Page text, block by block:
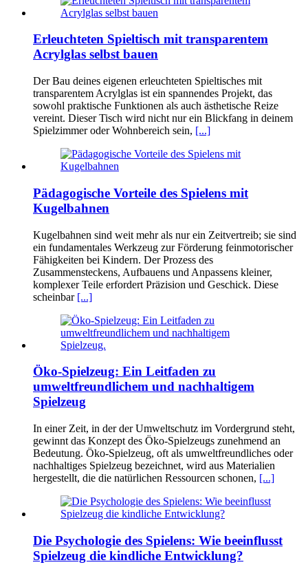
Erleuchteten Spieltisch mit transparentem
Acrylglas selbst bauen
Der Bau deines eigenen erleuchteten Spieltisches mit
transparentem Acrylglas ist ein spannendes Projekt, das
sowohl praktische Funktionen als auch ästhetische Reize
vereint. Dieser Tisch wird nicht nur ein Blickfang in deinem
Spielzimmer oder Wohnbereich sein, [...]
Pädagogische Vorteile des Spielens mit
Kugelbahnen
Kugelbahnen sind weit mehr als nur ein Zeitvertreib; sie sind
ein fundamentales Werkzeug zur Förderung feinmotorischer
Fähigkeiten bei Kindern. Der Prozess des
Zusammensteckens, Aufbauens und Anpassens kleiner,
komplexer Teile erfordert Präzision und Geschick. Diese
scheinbar [...]
Öko-Spielzeug: Ein Leitfaden zu
umweltfreundlichem und nachhaltigem
Spielzeug
In einer Zeit, in der der Umweltschutz im Vordergrund steht,
gewinnt das Konzept des Öko-Spielzeugs zunehmend an
Bedeutung. Öko-Spielzeug, oft als umweltfreundliches oder
nachhaltiges Spielzeug bezeichnet, wird aus Materialien
hergestellt, die die natürlichen Ressourcen schonen, [...]
Die Psychologie des Spielens: Wie beeinflusst
Spielzeug die kindliche Entwicklung?